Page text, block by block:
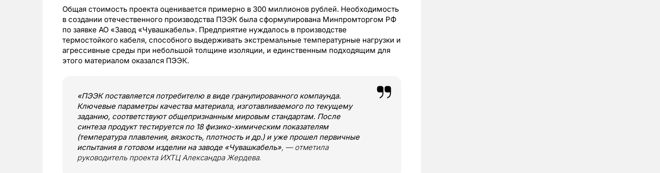
Общая стоимость проекта оценивается примерно в 300 миллионов рублей. Необходимость
в создании отечественного производства ПЭЭК была сформулирована Минпромторгом РФ
по заявке АО «Завод «Чувашкабель». Предприятие нуждалось в производстве
термостойкого кабеля, способного выдерживать экстремальные температурные нагрузки и
агрессивные среды при небольшой толщине изоляции, и единственным подходящим для
этого материалом оказался ПЭЭК.
«ПЭЭК поставляется потребителю в виде гранулированного компаунда.
Ключевые параметры качества материала, изготавливаемого по текущему
заданию, соответствуют общепризнанным мировым стандартам. После
синтеза продукт тестируется по 18 физико-химическим показателям
(температура плавления, вязкость, плотность и др.) и уже прошел первичные
испытания в готовом изделии на заводе «Чувашкабель», — отметила
руководитель проекта ИХТЦ Александра Жердева.